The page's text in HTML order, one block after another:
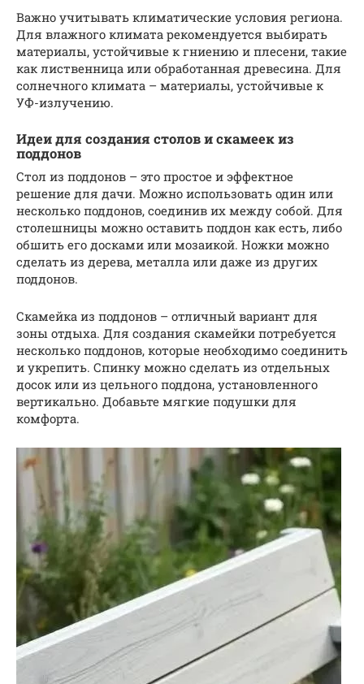
Важно учитывать климатические условия региона.
Для влажного климата рекомендуется выбирать
материалы, устойчивые к гниению и плесени, такие
как лиственница или обработанная древесина. Для
солнечного климата – материалы, устойчивые к
УФ-излучению.
Идеи для создания столов и скамеек из
поддонов
Стол из поддонов – это простое и эффектное
решение для дачи. Можно использовать один или
несколько поддонов, соединив их между собой. Для
столешницы можно оставить поддон как есть, либо
обшить его досками или мозаикой. Ножки можно
сделать из дерева, металла или даже из других
поддонов.
Скамейка из поддонов – отличный вариант для
зоны отдыха. Для создания скамейки потребуется
несколько поддонов, которые необходимо соединить
и укрепить. Спинку можно сделать из отдельных
досок или из цельного поддона, установленного
вертикально. Добавьте мягкие подушки для
комфорта.